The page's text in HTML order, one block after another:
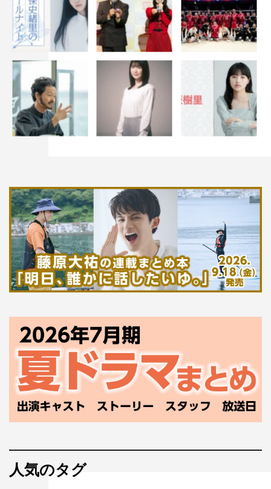
好評発売中のデジタル写真集『SPA!デジタル写真集 大久
保桜子「素敵な番狂わせ」』には収録しきれなかった未公
開カットが、本作に多く収録されている。かもめんたる・
ある銭湯・サウナを舞台に、男女の「このあと、どうす
る？」が描かれていく。
書誌情報
定価：1,650円
出版社：扶桑社
販売リンク：https://www.amazon.co.jp/dp/4594618332/
この記事の写真（全10点）
人気のタグ